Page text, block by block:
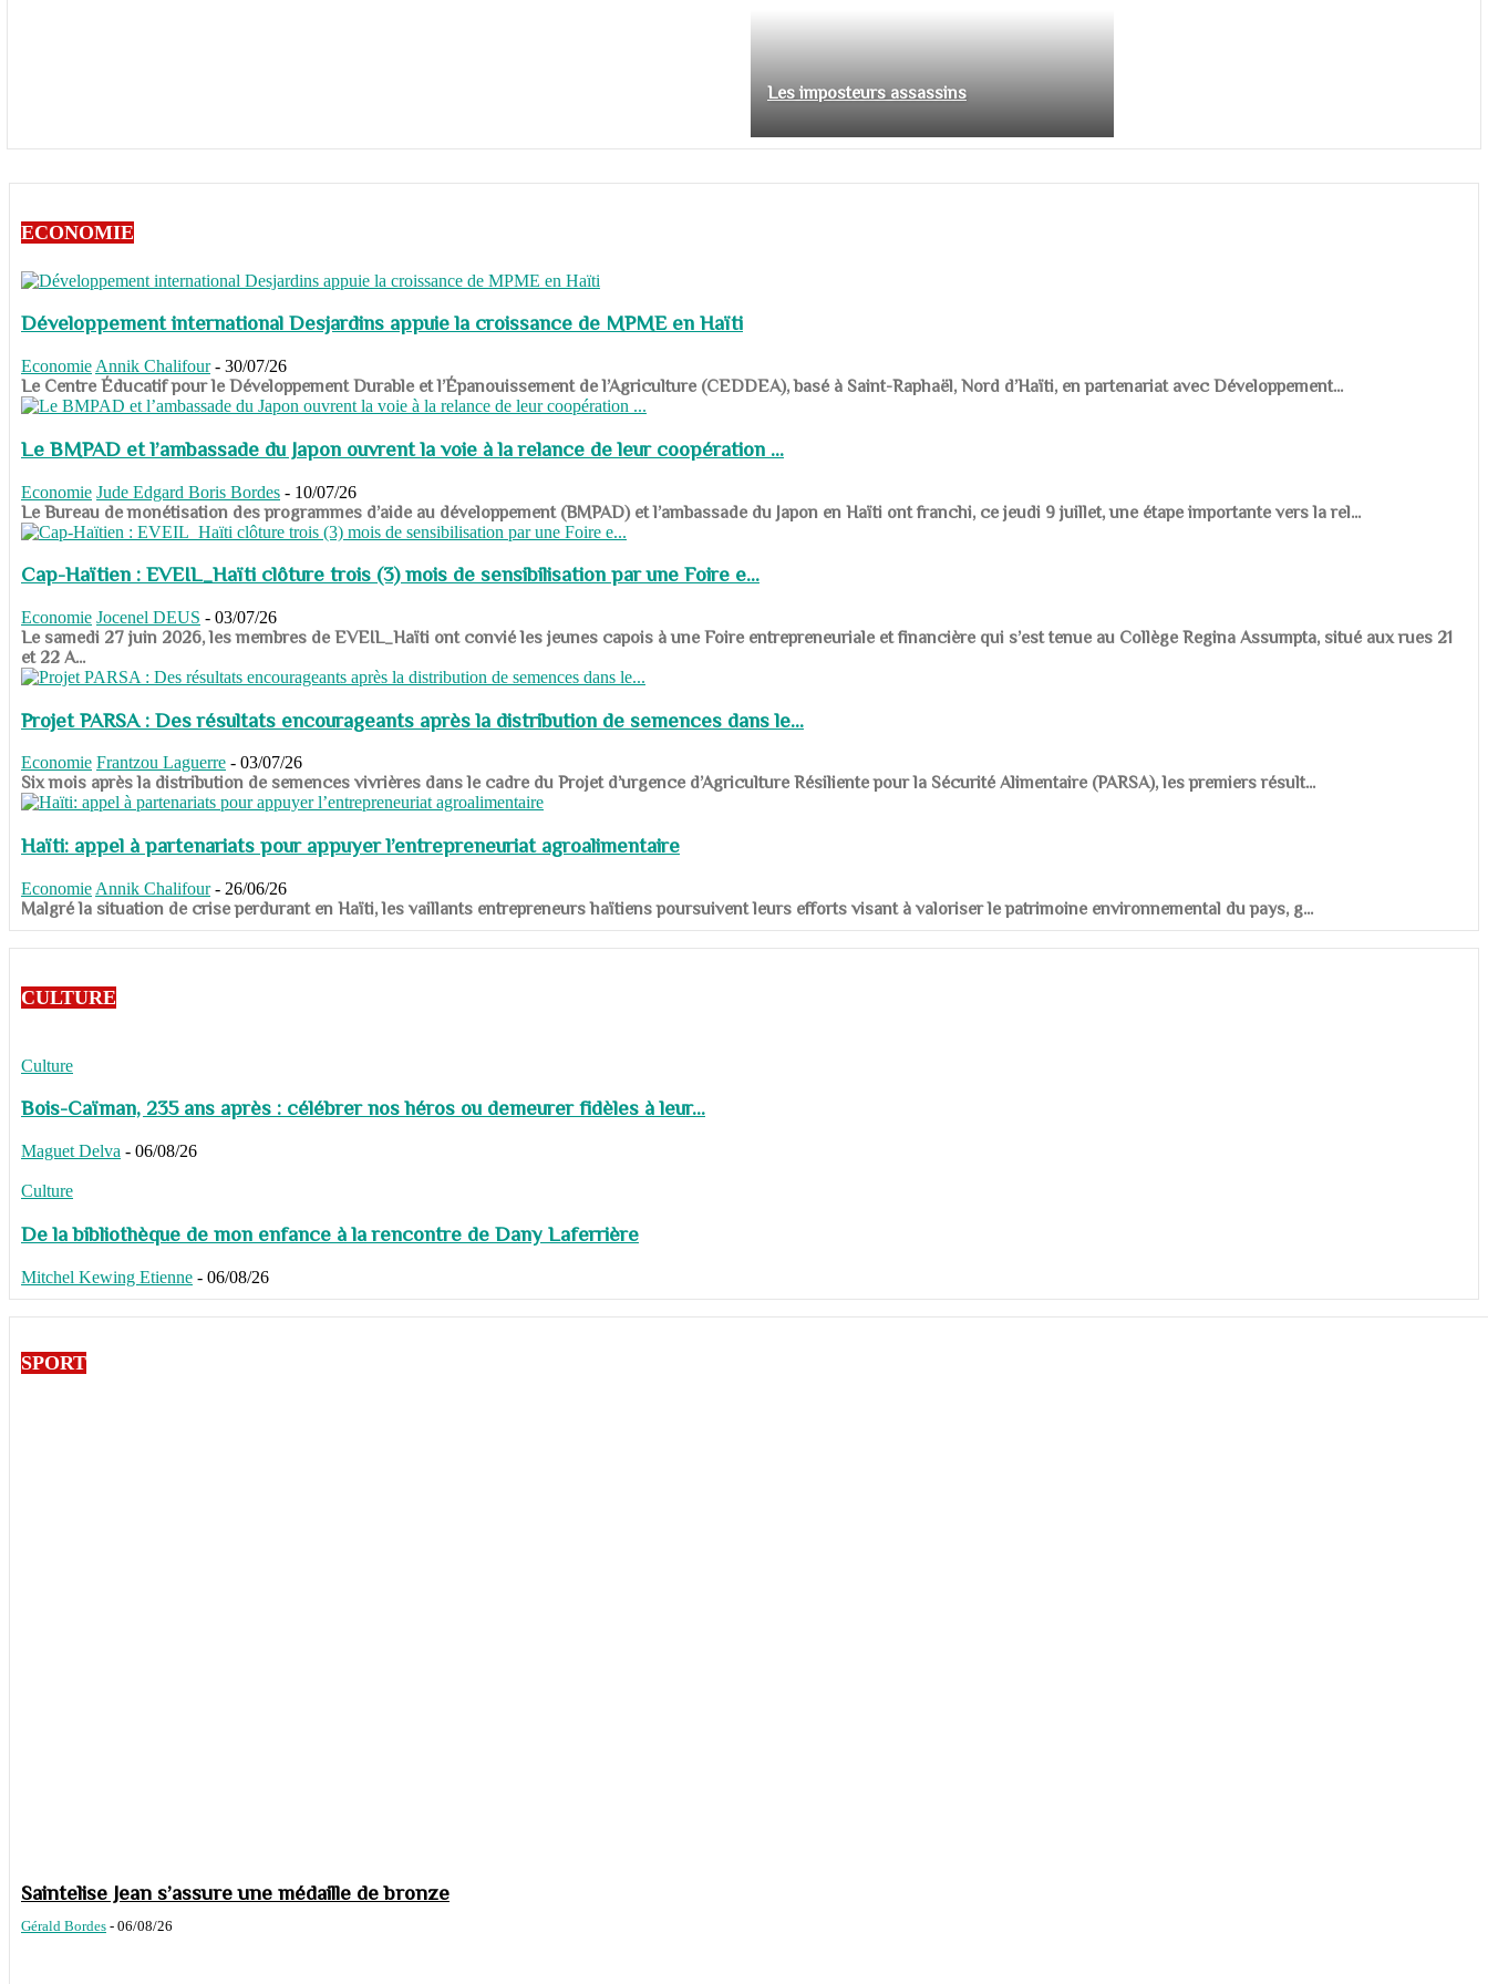
Les imposteurs assassins
ECONOMIE
Développement international Desjardins appuie la croissance de MPME en Haïti
Economie Annik Chalifour - 30/07/26
​​​​​​​Le Centre Éducatif pour le Développement Durable et l’Épanouissement de l’Agriculture (CEDDEA), basé à Saint-Raphaël, Nord d’Haïti, en partenariat avec Développement...
Le BMPAD et l’ambassade du Japon ouvrent la voie à la relance de leur coopération ...
Economie Jude Edgard Boris Bordes - 10/07/26
​​​​​​​Le Bureau de monétisation des programmes d’aide au développement (BMPAD) et l’ambassade du Japon en Haïti ont franchi, ce jeudi 9 juillet, une étape importante vers la rel...
Cap-Haïtien : EVEIL_Haïti clôture trois (3) mois de sensibilisation par une Foire e...
Economie Jocenel DEUS - 03/07/26
Le samedi 27 juin 2026, les membres de EVEIL_Haïti ont convié les jeunes capois à une Foire entrepreneuriale et financière qui s’est tenue au Collège Regina Assumpta, situé aux rues 21
et 22 A...
Projet PARSA : Des résultats encourageants après la distribution de semences dans le...
Economie Frantzou Laguerre - 03/07/26
​​​​​​​Six mois après la distribution de semences vivrières dans le cadre du Projet d’urgence d’Agriculture Résiliente pour la Sécurité Alimentaire (PARSA), les premiers résult...
Haïti: appel à partenariats pour appuyer l’entrepreneuriat agroalimentaire
Economie Annik Chalifour - 26/06/26
​​​​​​​Malgré la situation de crise perdurant en Haïti, les vaillants entrepreneurs haïtiens poursuivent leurs efforts visant à valoriser le patrimoine environnemental du pays, g...
CULTURE
Culture
Bois-Caïman, 235 ans après : célébrer nos héros ou demeurer fidèles à leur...
Maguet Delva - 06/08/26
Culture
De la bibliothèque de mon enfance à la rencontre de Dany Laferrière
Mitchel Kewing Etienne - 06/08/26
SPORT
Saintelise Jean s’assure une médaille de bronze
Gérald Bordes - 06/08/26